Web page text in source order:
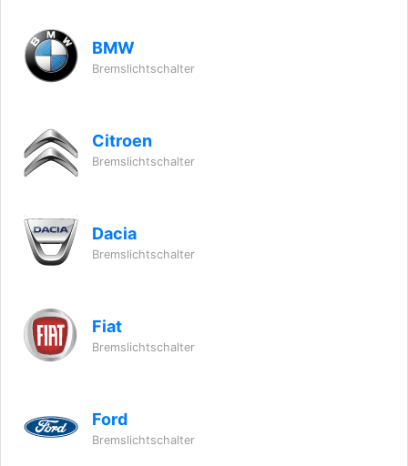
BMW
Bremslichtschalter
Citroen
Bremslichtschalter
Dacia
Bremslichtschalter
Fiat
Bremslichtschalter
Ford
Bremslichtschalter